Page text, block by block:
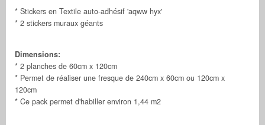
* Stickers en Textile auto-adhésif 'aqww hyx'
* 2 stickers muraux géants
Dimensions:
* 2 planches de 60cm x 120cm
* Permet de réaliser une fresque de 240cm x 60cm ou 120cm x
120cm
* Ce pack permet d'habiller environ 1,44 m2